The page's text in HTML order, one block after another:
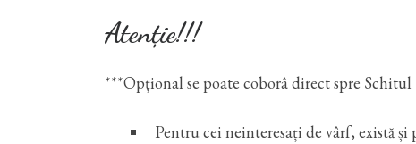
Atenție!!!
***Opțional se poate coborâ direct spre Schitul
Pentru cei neinteresați de vârf, există